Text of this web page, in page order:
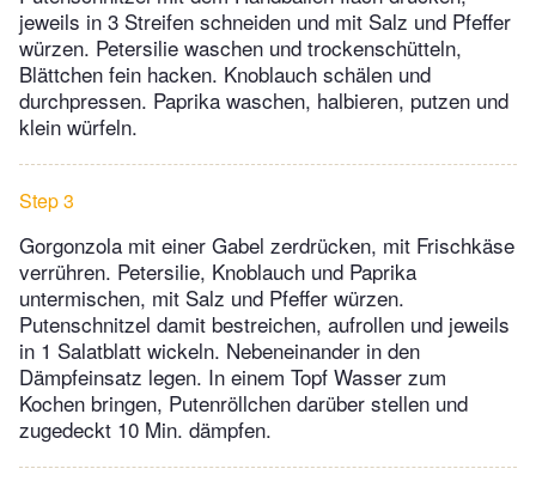
jeweils in 3 Streifen schneiden und mit Salz und Pfeffer
würzen. Petersilie waschen und trockenschütteln,
Blättchen fein hacken. Knoblauch schälen und
durchpressen. Paprika waschen, halbieren, putzen und
klein würfeln.
Step 3
Gorgonzola mit einer Gabel zerdrücken, mit Frischkäse
verrühren. Petersilie, Knoblauch und Paprika
untermischen, mit Salz und Pfeffer würzen.
Putenschnitzel damit bestreichen, aufrollen und jeweils
in 1 Salatblatt wickeln. Nebeneinander in den
Dämpfeinsatz legen. In einem Topf Wasser zum
Kochen bringen, Putenröllchen darüber stellen und
zugedeckt 10 Min. dämpfen.